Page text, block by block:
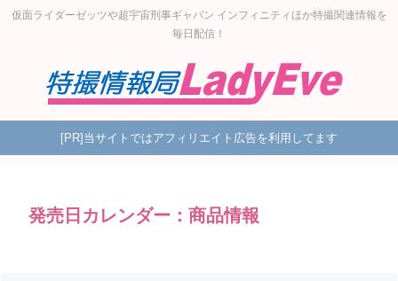
仮面ライダーゼッツや超宇宙刑事ギャバン インフィニティほか特撮関連情報を
毎日配信！
[PR]当サイトではアフィリエイト広告を利用してます
発売日カレンダー：商品情報